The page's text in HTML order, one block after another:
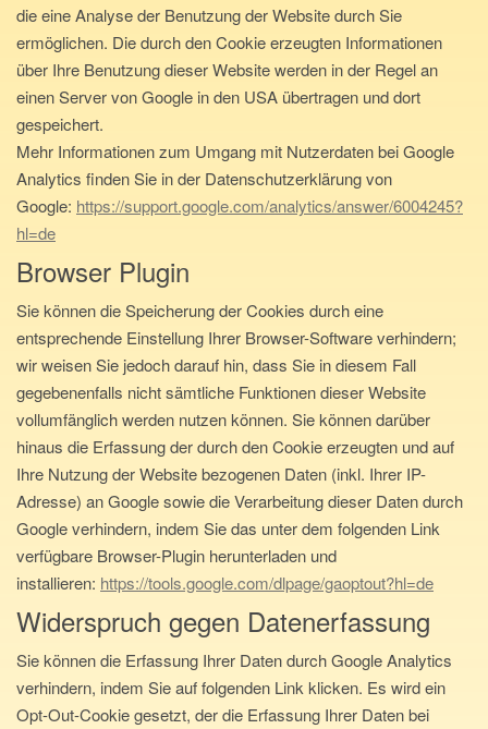
die eine Analyse der Benutzung der Website durch Sie
ermöglichen. Die durch den Cookie erzeugten Informationen
über Ihre Benutzung dieser Website werden in der Regel an
einen Server von Google in den USA übertragen und dort
gespeichert.
Mehr Informationen zum Umgang mit Nutzerdaten bei Google
Analytics finden Sie in der Datenschutzerklärung von
Google: https://support.google.com/analytics/answer/6004245?
hl=de
Browser Plugin
Sie können die Speicherung der Cookies durch eine
entsprechende Einstellung Ihrer Browser-Software verhindern;
wir weisen Sie jedoch darauf hin, dass Sie in diesem Fall
gegebenenfalls nicht sämtliche Funktionen dieser Website
vollumfänglich werden nutzen können. Sie können darüber
hinaus die Erfassung der durch den Cookie erzeugten und auf
Ihre Nutzung der Website bezogenen Daten (inkl. Ihrer IP-
Adresse) an Google sowie die Verarbeitung dieser Daten durch
Google verhindern, indem Sie das unter dem folgenden Link
verfügbare Browser-Plugin herunterladen und
installieren: https://tools.google.com/dlpage/gaoptout?hl=de
Widerspruch gegen Datenerfassung
Sie können die Erfassung Ihrer Daten durch Google Analytics
verhindern, indem Sie auf folgenden Link klicken. Es wird ein
Opt-Out-Cookie gesetzt, der die Erfassung Ihrer Daten bei